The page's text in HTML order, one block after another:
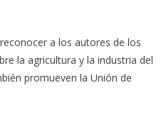
a los autores de los
la agricultura y la industria del
promueven la Unión de